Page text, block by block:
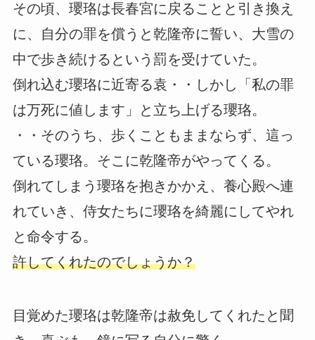
その頃、瓔珞は長春宮に戻ることと引き換え
に、自分の罪を償うと乾隆帝に誓い、大雪の
中で歩き続けるという罰を受けていた。
倒れ込む瓔珞に近寄る袁・・しかし「私の罪
は万死に値します」と立ち上げる瓔珞。
・・そのうち、歩くこともままならず、這っ
ている瓔珞。そこに乾隆帝がやってくる。
倒れてしまう瓔珞を抱きかかえ、養心殿へ連
れていき、侍女たちに瓔珞を綺麗にしてやれ
と命令する。
許してくれたのでしょうか？
目覚めた瓔珞は乾隆帝は赦免してくれたと聞